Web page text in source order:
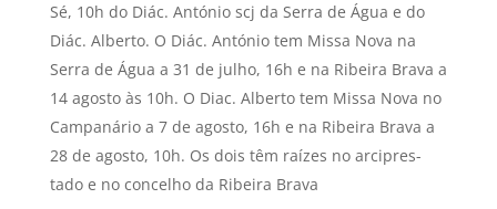
Sé, 10h do Diác. António scj da Serra de Água e do
Diác. Alberto. O Diác. António tem Missa Nova na
Serra de Água a 31 de julho, 16h e na Ribeira Brava a
14 agosto às 10h. O Diac. Alberto tem Missa Nova no
Campanário a 7 de agosto, 16h e na Ribeira Brava a
28 de agosto, 10h. Os dois têm raízes no arcipres-
tado e no concelho da Ribeira Brava